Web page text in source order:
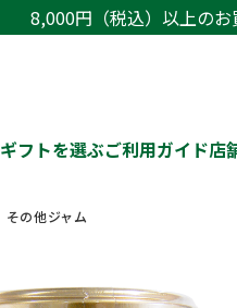
8,000円（税込）以上のお
ギフトを選ぶご利用ガイド店
その他ジャム